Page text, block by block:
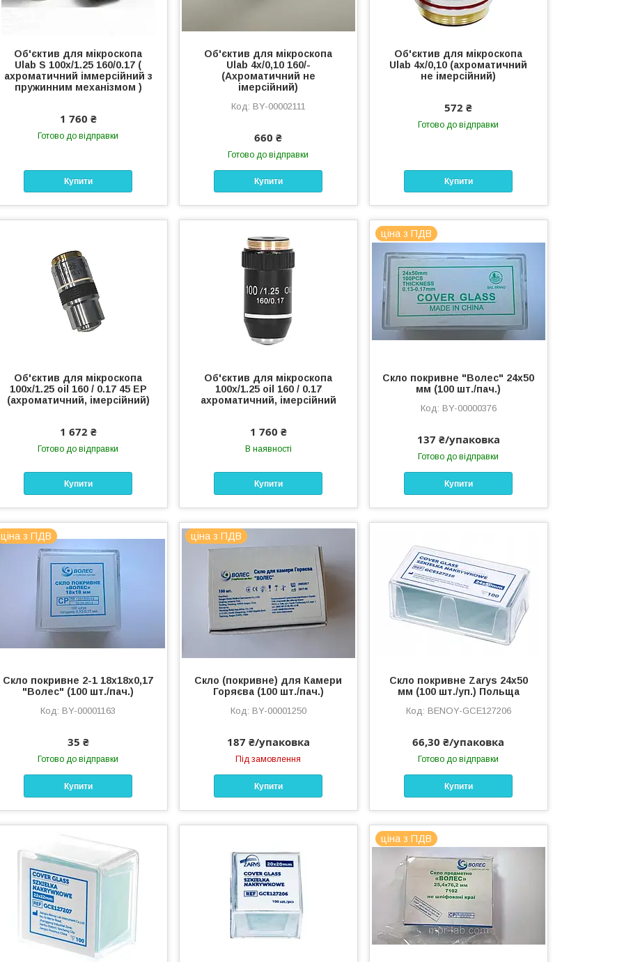
Об'єктив для мікроскопа
Ulab S 100х/1.25 160/0.17 (
ахроматичний іммерсійний з
пружинним механізмом )
1 760 ₴
Готово до відправки
Купити
Об'єктив для мікроскопа
Ulab 4х/0,10 160/-
(Ахроматичний не
імерсійний)
BY-00002111
660 ₴
Готово до відправки
Купити
Об'єктив для мікроскопа
Ulab 4х/0,10 (ахроматичний
не імерсійний)
572 ₴
Готово до відправки
Купити
Об'єктив для мікроскопа
100х/1.25 oil 160 / 0.17 45 ЕР
(ахроматичний, імерсійний)
1 672 ₴
Готово до відправки
Купити
Об'єктив для мікроскопа
100х/1.25 oil 160 / 0.17
ахроматичний, імерсійний
1 760 ₴
В наявності
Купити
ціна з ПДВ
Скло покривне "Волес" 24х50
мм (100 шт./пач.)
BY-00000376
137 ₴/упаковка
Готово до відправки
Купити
ціна з ПДВ
Скло покривне 2-1 18х18х0,17
"Волес" (100 шт./пач.)
BY-00001163
35 ₴
Готово до відправки
Купити
ціна з ПДВ
Скло (покривне) для Камери
Горяєва (100 шт./пач.)
BY-00001250
187 ₴/упаковка
Під замовлення
Купити
Скло покривне Zarys 24х50
мм (100 шт./уп.) Польща
BENOY-GCE127206
66,30 ₴/упаковка
Готово до відправки
Купити
ціна з ПДВ